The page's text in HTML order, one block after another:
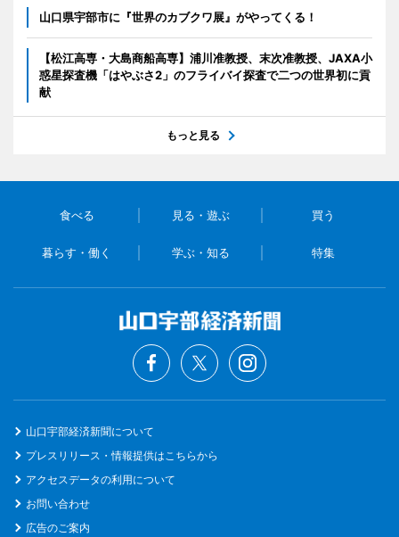
山口県宇部市に『世界のカブクワ展』がやってくる！
【松江高専・大島商船高専】浦川准教授、末次准教授、JAXA小
惑星探査機「はやぶさ2」のフライバイ探査で二つの世界初に貢
献
もっと見る
食べる 見る・遊ぶ 買う
暮らす・働く 学ぶ・知る 特集
山口宇部経済新聞について
プレスリリース・情報提供はこちらから
アクセスデータの利用について
お問い合わせ
広告のご案内